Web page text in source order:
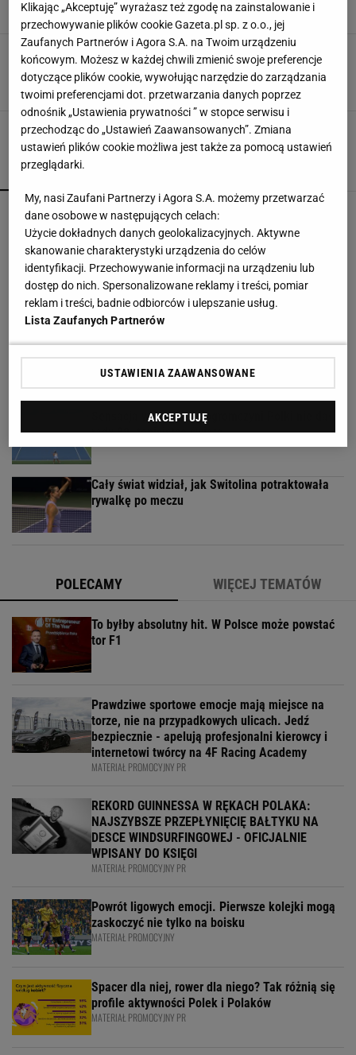
Rozmawiał Kamil Siałkowski,21 MAJA 2010, 11:26
Tomasz Hajto, Adam Czerkas i o tym, czym
czekolada nie jest
miszeffsky,9 WRZEŚNIA 2009, 14:15
POPULARNE
Hurkacz miał już piłki meczowe. Bolesna
porażka w Montrealu! [ZAPIS RELACJI]
Niewiadoma-Phinney wygrywa królewski etap
Tour de France! Kosmiczna jazda Polki
Jak teraz kupuje się nowy samochód w Polsce?
Rozmawiamy z ekspertem
MATERIAŁ PROMOCYJNY
Sensacja w Toronto! Pogromczyni Polki nie dała
rady 89. tenisistce świata
Cały świat widział, jak Switolina potraktowała
rywalkę po meczu
POLECAMY WIĘCEJ TEMATÓW
To byłby absolutny hit. W Polsce może powstać
tor F1
Prawdziwe sportowe emocje mają miejsce na
torze, nie na przypadkowych ulicach. Jedź
bezpiecznie - apelują profesjonalni kierowcy i
internetowi twórcy na 4F Racing Academy
MATERIAŁ PROMOCYJNY PR
REKORD GUINNESSA W RĘKACH POLAKA:
NAJSZYBSZE PRZEPŁYNIĘCIĘ BAŁTYKU NA
DESCE WINDSURFINGOWEJ - OFICJALNIE
WPISANY DO KSIĘGI
MATERIAŁ PROMOCYJNY PR
Powrót ligowych emocji. Pierwsze kolejki mogą
zaskoczyć nie tylko na boisku
MATERIAŁ PROMOCYJNY
Spacer dla niej, rower dla niego? Tak różnią się
profile aktywności Polek i Polaków
MATERIAŁ PROMOCYJNY PR
Klikając „Akceptuję” wyrażasz też zgodę na zainstalowanie i
przechowywanie plików cookie Gazeta.pl sp. z o.o., jej
Zaufanych Partnerów i Agora S.A. na Twoim urządzeniu
końcowym. Możesz w każdej chwili zmienić swoje preferencje
dotyczące plików cookie, wywołując narzędzie do zarządzania
twoimi preferencjami dot. przetwarzania danych poprzez
odnośnik „Ustawienia prywatności ” w stopce serwisu i
przechodząc do „Ustawień Zaawansowanych”. Zmiana
ustawień plików cookie możliwa jest także za pomocą ustawień
przeglądarki.
My, nasi Zaufani Partnerzy i Agora S.A. możemy przetwarzać
dane osobowe w następujących celach:
Użycie dokładnych danych geolokalizacyjnych. Aktywne
skanowanie charakterystyki urządzenia do celów
identyfikacji. Przechowywanie informacji na urządzeniu lub
dostęp do nich. Spersonalizowane reklamy i treści, pomiar
reklam i treści, badnie odbiorców i ulepszanie usług.
Lista Zaufanych Partnerów
USTAWIENIA ZAAWANSOWANE
AKCEPTUJĘ